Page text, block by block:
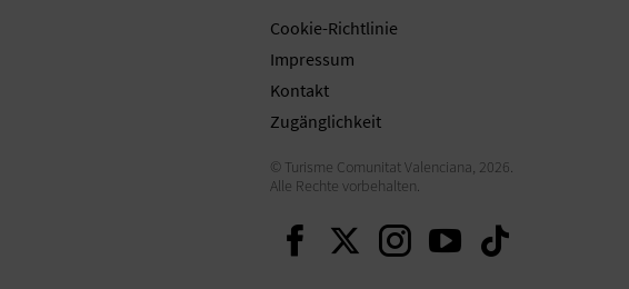
Cookie-Richtlinie
Impressum
Kontakt
Zugänglichkeit
© Turisme Comunitat Valenciana, 2026.
Alle Rechte vorbehalten.
Weiter auf Facebook
Weiter auf Twitter
Weiter auf
Weiter auf